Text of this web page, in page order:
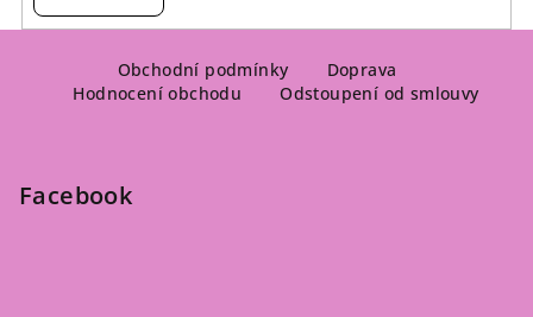
Obchodní podmínky
Doprava
Hodnocení obchodu
Odstoupení od smlouvy
Facebook